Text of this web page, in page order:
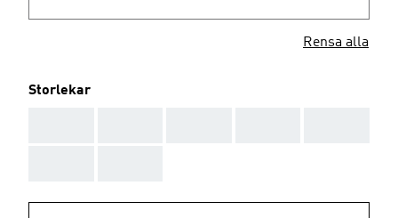
Rensa alla
Storlekar